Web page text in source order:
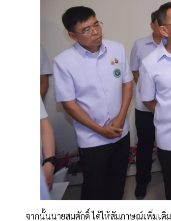
จากนั้นนายสมศักดิ์ ได้ให้สัมภาษณ์เพิ่มเติ